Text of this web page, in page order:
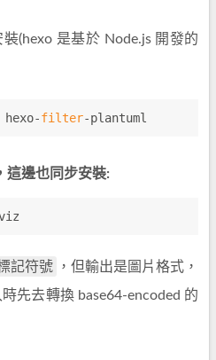
(hexo 是基於 Node.js 開發的
hexo-filter-plantuml
這邊也同步安裝:
記符號
，但輸出是圖片格式，
先去轉換 base64-encoded 的